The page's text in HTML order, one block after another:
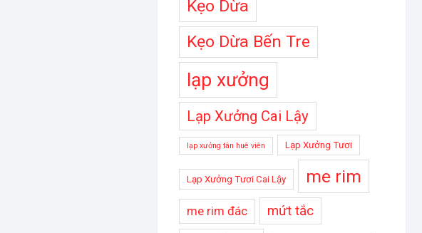
Kẹo Dừa
Kẹo Dừa Bến Tre
lạp xưởng
Lạp Xưởng Cai Lậy
lạp xưởng tân huê viên Lạp Xưởng Tươi
Lạp Xưởng Tươi Cai Lậy me rim
me rim đác
mứt tắc